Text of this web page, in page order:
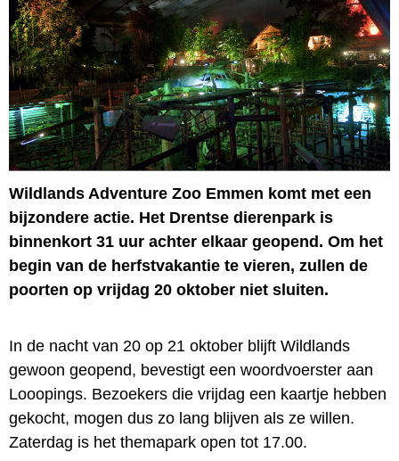
Wildlands Adventure Zoo Emmen komt met een
bijzondere actie. Het Drentse dierenpark is
binnenkort 31 uur achter elkaar geopend. Om het
begin van de herfstvakantie te vieren, zullen de
poorten op vrijdag 20 oktober niet sluiten.
In de nacht van 20 op 21 oktober blijft Wildlands
gewoon geopend, bevestigt een woordvoerster aan
Looopings. Bezoekers die vrijdag een kaartje hebben
gekocht, mogen dus zo lang blijven als ze willen.
Zaterdag is het themapark open tot 17.00.